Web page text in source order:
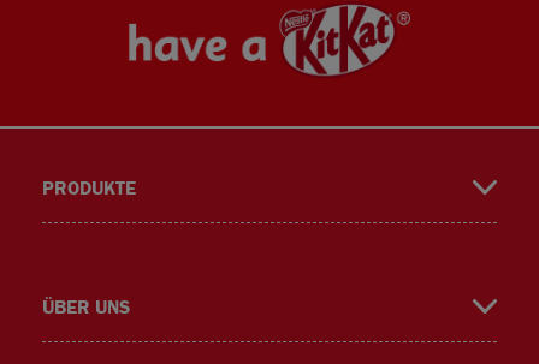
book
PRODUKTE
ÜBER UNS